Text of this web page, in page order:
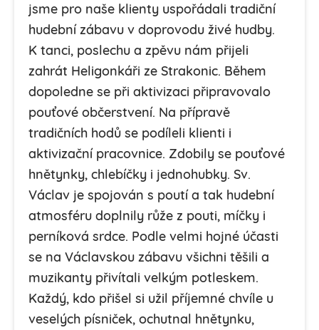
jsme pro naše klienty uspořádali tradiční
hudební zábavu v doprovodu živé hudby.
K tanci, poslechu a zpěvu nám přijeli
zahrát Heligonkáři ze Strakonic. Během
dopoledne se při aktivizaci připravovalo
pouťové občerstvení. Na přípravě
tradičních hodů se podíleli klienti i
aktivizační pracovnice. Zdobily se pouťové
hnětynky, chlebíčky i jednohubky. Sv.
Václav je spojován s poutí a tak hudební
atmosféru doplnily růže z pouti, míčky i
perníková srdce. Podle velmi hojné účasti
se na Václavskou zábavu všichni těšili a
muzikanty přivítali velkým potleskem.
Každý, kdo přišel si užil příjemné chvíle u
veselých písniček, ochutnal hnětynku,